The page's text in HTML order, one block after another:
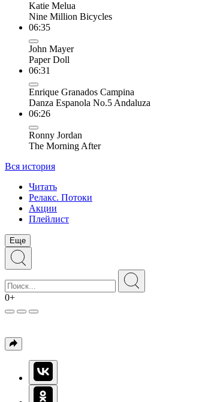
Katie Melua
Nine Million Bicycles
06:35
John Mayer
Paper Doll
06:31
Enrique Granados Campina
Danza Espanola No.5 Andaluza
06:26
Ronny Jordan
The Morning After
Вся история
Читать
Релакс. Потоки
Акции
Плейлист
Еще
0+